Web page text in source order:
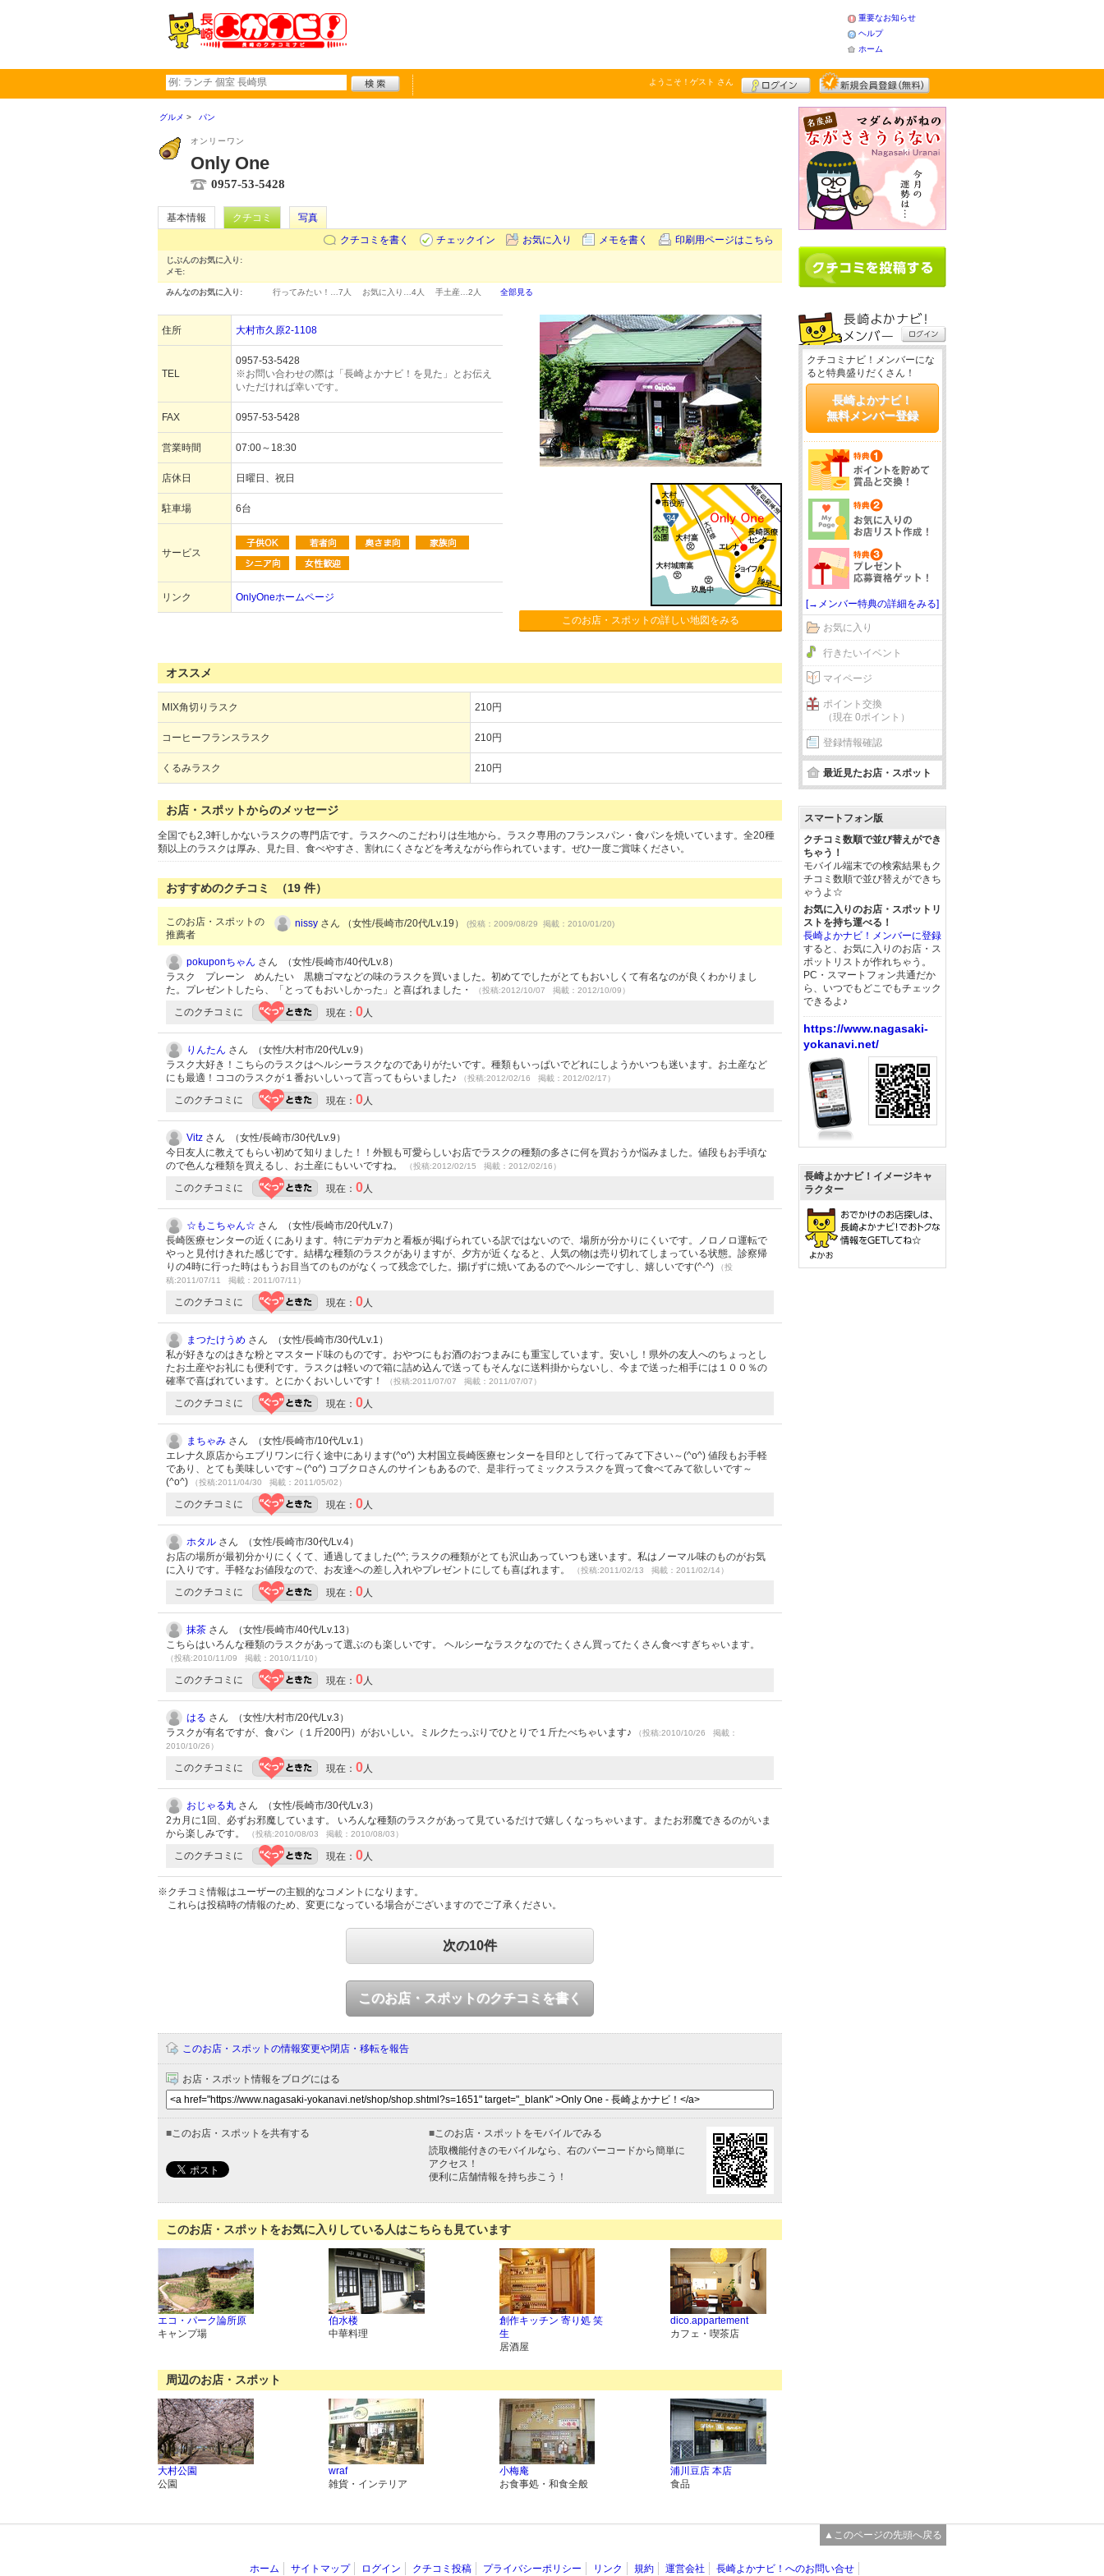
重要なお知らせ
ヘルプ
ホーム
ようこそ！ ゲスト さん
グルメ パン
オンリーワン
Only One
0957-53-5428
基本情報 クチコミ
写真
クチコミを書く
チェックイン お気に入り メモを書く 印刷用ページはこちら
じぶんのお気に入り:
メモ:
みんなのお気に入り: 行ってみたい！… 7人 お気に入り… 4人 手土産… 2人 全部見る
住所 大村市久原2-1108
TEL
0957-53-5428
※お問い合わせの際は「長崎よかナビ！を見た」とお伝え
いただければ幸いです。
FAX 0957-53-5428
営業時間 07:00～18:30
店休日 日曜日、祝日
駐車場 6台
サービス
リンク
OnlyOneホームページ
このお店・スポットの詳しい地図をみる
オススメ
MIX角切りラスク 210円
コーヒーフランスラスク 210円
くるみラスク 210円
お店・スポットからのメッセージ
全国でも2,3軒しかないラスクの専門店です。ラスクへのこだわりは生地から。ラスク専用のフランスパン・食パンを焼いています。全20種
類以上のラスクは厚み、見た目、食べやすさ、割れにくさなどを考えながら作られています。ぜひ一度ご賞味ください。
おすすめのクチコミ （19 件）
このお店・スポットの
推薦者
nissy さん （女性/長崎市/20代/Lv.19） (投稿：2009/08/29 掲載：2010/01/20)
pokuponちゃん さん （女性/長崎市/40代/Lv.8）
ラスク プレーン めんたい 黒糖ゴマなどの味のラスクを買いました。初めてでしたがとてもおいしくて有名なのが良くわかりまし
た。プレゼントしたら、「とってもおいしかった」と喜ばれました・
（投稿:2012/10/07 掲載：2012/10/09）
このクチコミに 現在： 0人
りんたん さん （女性/大村市/20代/Lv.9）
ラスク大好き！こちらのラスクはヘルシーラスクなのでありがたいです。種類もいっぱいでどれにしようかいつも迷います。お土産など
にも最適！ココのラスクが１番おいしいって言ってもらいました♪
（投稿:2012/02/16 掲載：2012/02/17）
このクチコミに 現在： 0人
Vitz さん （女性/長崎市/30代/Lv.9）
今日友人に教えてもらい初めて知りました！！外観も可愛らしいお店でラスクの種類の多さに何を買おうか悩みました。値段もお手頃な
ので色んな種類を買えるし、お土産にもいいですね。
（投稿:2012/02/15 掲載：2012/02/16）
このクチコミに 現在： 0人
☆もこちゃん☆ さん （女性/長崎市/20代/Lv.7）
長崎医療センターの近くにあります。特にデカデカと看板が掲げられている訳ではないので、場所が分かりにくいです。ノロノロ運転で
やっと見付けきれた感じです。結構な種類のラスクがありますが、夕方が近くなると、人気の物は売り切れてしまっている状態。診察帰
りの4時に行った時はもうお目当てのものがなくって残念でした。揚げずに焼いてあるのでヘルシーですし、嬉しいです(^-^)
（投
稿:2011/07/11 掲載：2011/07/11）
このクチコミに 現在： 0人
まつたけうめ さん （女性/長崎市/30代/Lv.1）
私が好きなのはきな粉とマスタード味のものです。おやつにもお酒のおつまみにも重宝しています。安いし！県外の友人へのちょっとし
たお土産やお礼にも便利です。ラスクは軽いので箱に詰め込んで送ってもそんなに送料掛からないし、今まで送った相手には１００％の
確率で喜ばれています。とにかくおいしいです！
（投稿:2011/07/07 掲載：2011/07/07）
このクチコミに 現在： 0人
まちゃみ さん （女性/長崎市/10代/Lv.1）
エレナ久原店からエブリワンに行く途中にあります(^o^) 大村国立長崎医療センターを目印として行ってみて下さい～(^o^) 値段もお手軽
であり、とても美味しいです～(^o^) コブクロさんのサインもあるので、是非行ってミックスラスクを買って食べてみて欲しいです～
(^o^)
（投稿:2011/04/30 掲載：2011/05/02）
このクチコミに 現在： 0人
ホタル さん （女性/長崎市/30代/Lv.4）
お店の場所が最初分かりにくくて、通過してました(^^; ラスクの種類がとても沢山あっていつも迷います。私はノーマル味のものがお気
に入りです。手軽なお値段なので、お友達への差し入れやプレゼントにしても喜ばれます。
（投稿:2011/02/13 掲載：2011/02/14）
このクチコミに 現在： 0人
抹茶 さん （女性/長崎市/40代/Lv.13）
こちらはいろんな種類のラスクがあって選ぶのも楽しいです。 ヘルシーなラスクなのでたくさん買ってたくさん食べすぎちゃいます。
（投稿:2010/11/09 掲載：2010/11/10）
このクチコミに 現在： 0人
はる さん （女性/大村市/20代/Lv.3）
ラスクが有名ですが、食パン（１斤200円）がおいしい。ミルクたっぷりでひとりで１斤たべちゃいます♪
（投稿:2010/10/26 掲載：
2010/10/26）
このクチコミに 現在： 0人
おじゃる丸 さん （女性/長崎市/30代/Lv.3）
2カ月に1回、必ずお邪魔しています。 いろんな種類のラスクがあって見ているだけで嬉しくなっちゃいます。またお邪魔できるのがいま
から楽しみです。
（投稿:2010/08/03 掲載：2010/08/03）
このクチコミに 現在： 0人
※クチコミ情報はユーザーの主観的なコメントになります。
これらは投稿時の情報のため、変更になっている場合がございますのでご了承ください。
次の10件
このお店・スポットのクチコミを書く
このお店・スポットの情報変更や閉店・移転を報告
お店・スポット情報をブログにはる
■このお店・スポットを共有する ■このお店・スポットをモバイルでみる
読取機能付きのモバイルなら、右のバーコードから簡単に
アクセス！
便利に店舗情報を持ち歩こう！
このお店・スポットをお気に入りしている人はこちらも見ています
エコ・パーク論所原
キャンプ場
伯水楼
中華料理
創作キッチン 寄り処 笑
生
居酒屋
dico.appartement
カフェ・喫茶店
周辺のお店・スポット
大村公園
公園
wraf
雑貨・インテリア
小梅庵
お食事処・和食全般
浦川豆店 本店
食品
クチコミナビ！メンバーにな
ると特典盛りだくさん！
長崎よかナビ！
無料メンバー登録
[→メンバー特典の詳細をみる]
お気に入り
行きたいイベント
マイページ
ポイント交換
（現在 0ポイント）
登録情報確認
最近見たお店・スポット
スマートフォン版
クチコミ数順で並び替えができ
ちゃう！
モバイル端末での検索結果もク
チコミ数順で並び替えができち
ゃうよ☆
お気に入りのお店・スポットリ
ストを持ち運べる！
長崎よかナビ！メンバーに登録
すると、お気に入りのお店・ス
ポットリストが作れちゃう。
PC・スマートフォン共通だか
ら、いつでもどこでもチェック
できるよ♪
https://www.nagasaki-
yokanavi.net/
長崎よかナビ！イメージキャ
ラクター
▲このページの先頭へ戻る
ホーム サイトマップ ログイン クチコミ投稿 プライバシーポリシー リンク 規約 運営会社 長崎よかナビ！へのお問い合せ